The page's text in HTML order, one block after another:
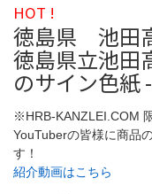
HOT !
徳島県 池田
徳島県立池田
のサイン色紙
※HRB-KANZLEI.COM
YouTuberの皆様に商品
す！
紹介動画はこちら